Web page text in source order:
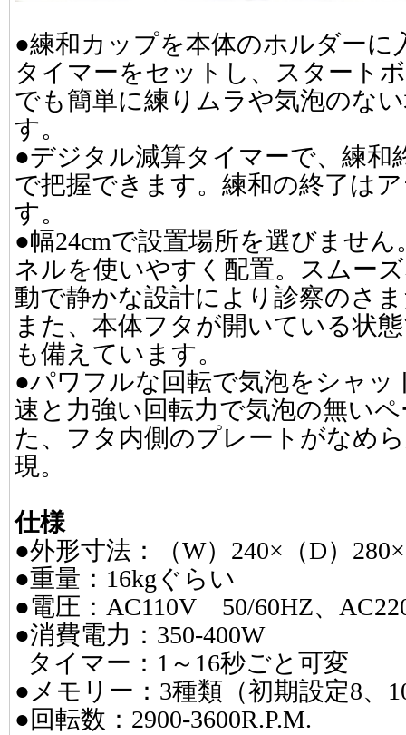
●練和カップを本体のホルダーに
タイマーをセットし、スタート
でも簡単に練りムラや気泡のな
す。
●デジタル減算タイマーで、練和
で把握できます。練和の終了は
す。
●幅24cmで設置場所を選びませ
ネルを使いやすく配置。スムー
動で静かな設計により診察のさ
また、本体フタが開いている状
も備えています。
●パワフルな回転で気泡をシャ
速と力強い回転力で気泡の無い
た、フタ内側のプレートがなめ
現。
仕様
●外形寸法：（W）240×（D）
●重量：16kgぐらい
●電圧：AC110V 50/60HZ、
●消費電力：350-400W
タイマー：1～16秒ごと可変
●メモリー：3種類（初期設定8、
●回転数：2900-3600R.P.M.